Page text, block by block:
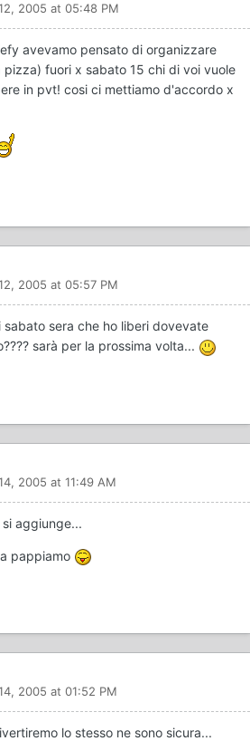
2005 at 05:48 PM
avevamo pensato di organizzare
pizza) fuori x sabato 15 chi di voi vuole
in pvt! cosi ci mettiamo d'accordo x
2005 at 05:57 PM
sabato sera che ho liberi dovevate
sarà per la prossima volta...
2005 at 11:49 AM
aggiunge...
pappiamo
2005 at 01:52 PM
lo stesso ne sono sicura...